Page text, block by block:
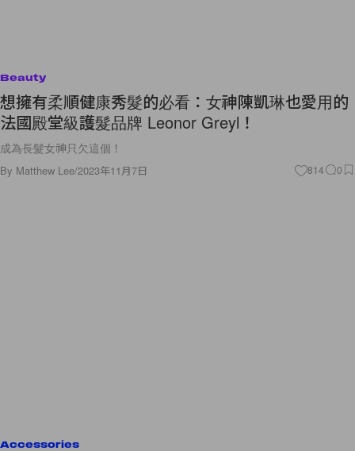
Beauty
想擁有柔順健康秀髮的必看：女神陳凱琳也愛用的
法國殿堂級護髮品牌 Leonor Greyl！
成為長髮女神只欠這個！
By Matthew Lee/2023年11月7日 814 0
Accessories